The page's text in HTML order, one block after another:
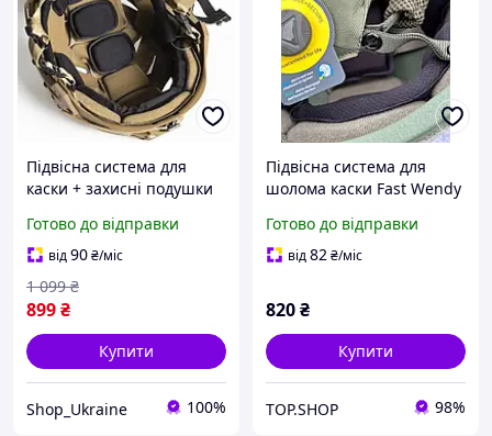
Підвісна система для
каски + захисні подушки
Cam.Підвіс протиударні
подушки в каску
Готово до відправки
від90₴/міс
899₴
1 099 ₴
Купити
Shop_Ukraine 100%
Підвісна система для
шолома каски Fast Wendy
тактичного шолома Фаст
PASGT
Готово до відправки
від82₴/міс
820₴
Купити
TOP.SHOP 98%